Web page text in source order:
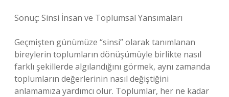
Sonuç: Sinsi İnsan ve Toplumsal Yansımaları
Geçmişten günümüze “sinsi” olarak tanımlanan
bireylerin toplumların dönüşümüyle birlikte nasıl
farklı şekillerde algılandığını görmek, aynı zamanda
toplumların değerlerinin nasıl değiştiğini
anlamamıza yardımcı olur. Toplumlar, her ne kadar